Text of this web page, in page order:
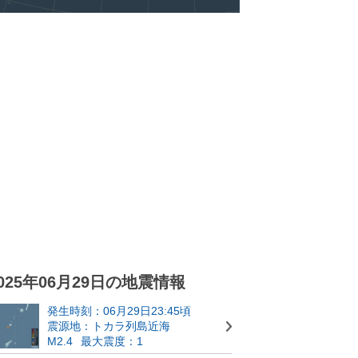
年06月29日の地震情報
発生時刻：06月29日23:45頃
震源地：トカラ列島近海
M2.4
最大震度：1